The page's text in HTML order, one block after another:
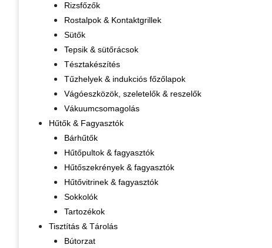
Rizsfőzők
Rostalpok & Kontaktgrillek
Sütők
Tepsik & sütőrácsok
Tésztakészítés
Tűzhelyek & indukciós főzőlapok
Vágóeszközök, szeletelők & reszelők
Vákuumcsomagolás
Hűtők & Fagyasztók
Bárhűtők
Hűtőpultok & fagyasztók
Hűtőszekrények & fagyasztók
Hűtővitrinek & fagyasztók
Sokkolók
Tartozékok
Tisztítás & Tárolás
Bútorzat